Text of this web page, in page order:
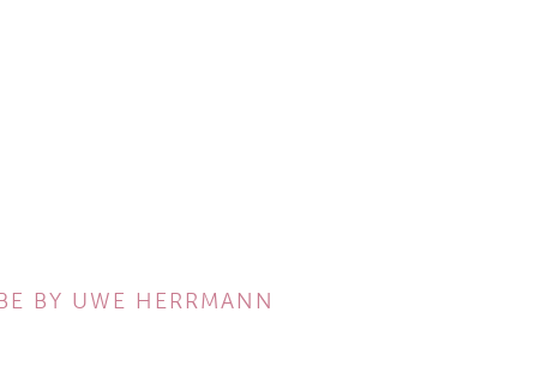
BY UWE HERRMANN